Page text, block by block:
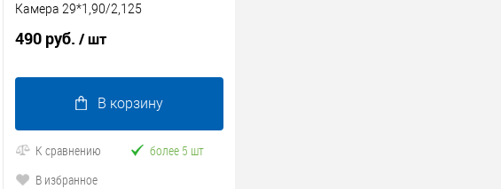
Камера 29*1,90/2,125
490 руб. / шт
В корзину
К сравнению
более 5 шт
В избранное